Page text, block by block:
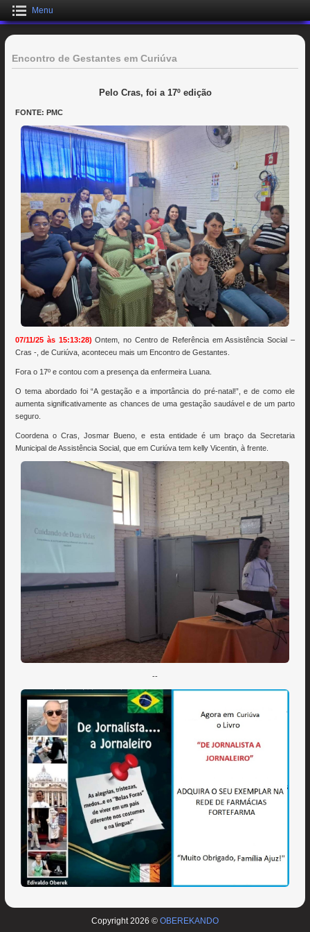
Menu
Encontro de Gestantes em Curiúva
Pelo Cras, foi a 17º edição
FONTE: PMC
07/11/25 às 15:13:28) Ontem, no Centro de Referência em Assistência Social –
Cras -, de Curiúva, aconteceu mais um Encontro de Gestantes.
Fora o 17º e contou com a presença da enfermeira Luana.
O tema abordado foi “A gestação e a importância do pré-natal!”, e de como ele
aumenta significativamente as chances de uma gestação saudável e de um parto
seguro.
Coordena o Cras, Josmar Bueno, e esta entidade é um braço da Secretaria
Municipal de Assistência Social, que em Curiúva tem kelly Vicentin, à frente.
--
Copyright 2026 © OBEREKANDO